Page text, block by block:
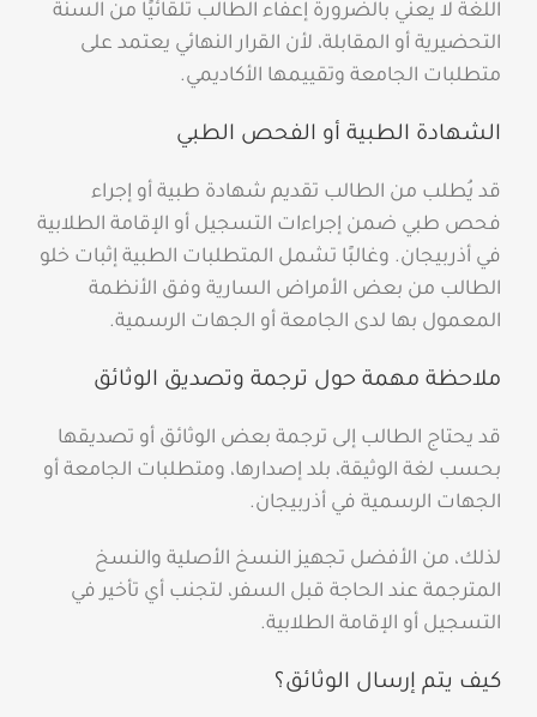
اللغة لا يعني بالضرورة إعفاء الطالب تلقائيًا من السنة
التحضيرية أو المقابلة، لأن القرار النهائي يعتمد على
متطلبات الجامعة وتقييمها الأكاديمي.
الشهادة الطبية أو الفحص الطبي
قد يُطلب من الطالب تقديم شهادة طبية أو إجراء
فحص طبي ضمن إجراءات التسجيل أو الإقامة الطلابية
في أذربيجان. وغالبًا تشمل المتطلبات الطبية إثبات خلو
الطالب من بعض الأمراض السارية وفق الأنظمة
المعمول بها لدى الجامعة أو الجهات الرسمية.
ملاحظة مهمة حول ترجمة وتصديق الوثائق
قد يحتاج الطالب إلى ترجمة بعض الوثائق أو تصديقها
بحسب لغة الوثيقة، بلد إصدارها، ومتطلبات الجامعة أو
الجهات الرسمية في أذربيجان.
لذلك، من الأفضل تجهيز النسخ الأصلية والنسخ
المترجمة عند الحاجة قبل السفر، لتجنب أي تأخير في
التسجيل أو الإقامة الطلابية.
كيف يتم إرسال الوثائق؟